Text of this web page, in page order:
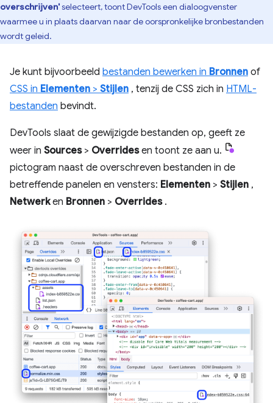
overschrijven'selecteert, toont DevTools een dialoogvenster
waarmee u in plaats daarvan naar de oorspronkelijke bronbestanden
wordt geleid.
Je kunt bijvoorbeeld bestanden bewerken in Bronnen of
CSS in Elementen > Stijlen , tenzij de CSS zich in HTML-
bestanden bevindt.
DevTools slaat de gewijzigde bestanden op, geeft ze
weer in Sources> Overridesen toont ze aan u.
pictogram naast de overschreven bestanden in de
betreffende panelen en vensters: Elementen > Stijlen ,
Netwerken Bronnen > Overrides.